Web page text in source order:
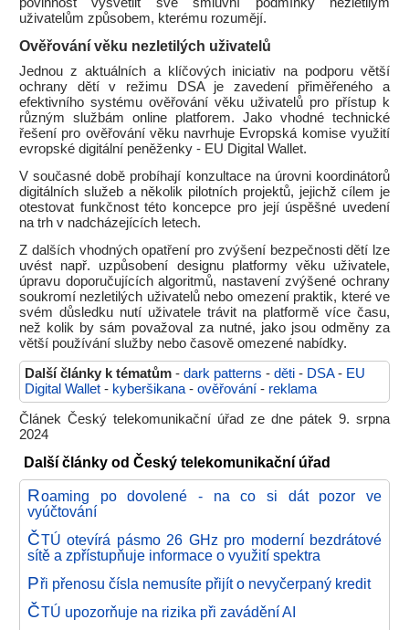
uživatelům způsobem, kterému rozumějí.
Ověřování věku nezletilých uživatelů
Jednou z aktuálních a klíčových iniciativ na podporu větší
ochrany dětí v režimu DSA je zavedení přiměřeného a
efektivního systému ověřování věku uživatelů pro přístup k
různým službám online platforem. Jako vhodné technické
řešení pro ověřování věku navrhuje Evropská komise využití
evropské digitální peněženky - EU Digital Wallet.
V současné době probíhají konzultace na úrovni koordinátorů
digitálních služeb a několik pilotních projektů, jejichž cílem je
otestovat funkčnost této koncepce pro její úspěšné uvedení
na trh v nadcházejících letech.
Z dalších vhodných opatření pro zvýšení bezpečnosti dětí lze
uvést např. uzpůsobení designu platformy věku uživatele,
úpravu doporučujících algoritmů, nastavení zvýšené ochrany
soukromí nezletilých uživatelů nebo omezení praktik, které ve
svém důsledku nutí uživatele trávit na platformě více času,
než kolik by sám považoval za nutné, jako jsou odměny za
větší používání služby nebo časově omezené nabídky.
Další články k tématům - dark patterns - děti - DSA- EU
Digital Wallet - kyberšikana - ověřování - reklama
Článek Český telekomunikační úřad ze dne pátek 9. srpna
2024
Další články od Český telekomunikační úřad
Roaming po dovolené - na co si dát pozor ve
vyúčtování
ČTÚ otevírá pásmo 26 GHz pro moderní bezdrátové
sítě a zpřístupňuje informace o využití spektra
Při přenosu čísla nemusíte přijít o nevyčerpaný kredit
ČTÚ upozorňuje na rizika při zavádění AI